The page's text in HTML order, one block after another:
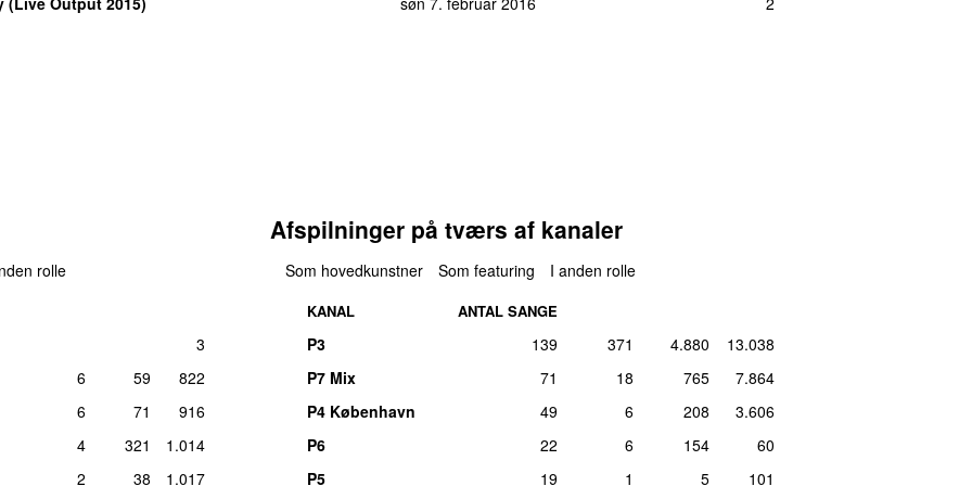
søn 7. februar 2016
2
søn 7. februar 2016
søn 7. februar 2016
lør 20. maj 2017
søn 16. oktober 2011
2
2
søn 7. februar 2016
2
2
Vybz Kartel
2
rolle
3
6 59
822
6 71
916
4 321
1.014
2 38
1.017
Afspilninger på tværs af kanaler
Som hovedkunstner Som featuring I anden rolle
KANAL ANTAL SANGE
P3 139 371 4.880
13.038
P7 Mix
71 18 765
7.864
P4 København
49 6 208
3.606
P6
22 6 154
60
P5
19 1 5
101